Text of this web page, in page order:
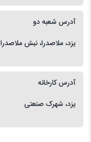
آدرس شعبه دو
یزد، ملاصدرا، نبش ملاصدرا 2
آدرس کارخانه
یزد، شهرک صنعتی